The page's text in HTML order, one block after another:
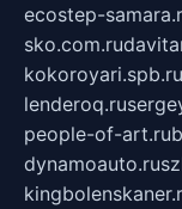
ecostep-
sko.com.ru
kokoroyari.spb.ru
lenderoq.ru
people-of-art.ru
dynamoauto.ru